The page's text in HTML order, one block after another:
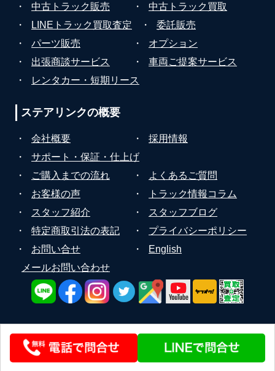
・ 中古トラック販売 ・
中古トラック買取
・
LINEトラック買取査定 ・
委託販売
・
パーツ販売 ・
オプション
・
出張商談サービス ・
車両ご提案サービス
・
レンタカー・短期リース
ステアリンクの概要
・ 会社概要 ・
採用情報
・
サポート・保証・仕上げ
・
ご購入までの流れ ・
よくあるご質問
・
お客様の声 ・
トラック情報コラム
・
スタッフ紹介 ・
スタッフブログ
・
特定商取引法の表記 ・
プライバシーポリシー
・
お問い合せ ・
English
メールお問い合わせ